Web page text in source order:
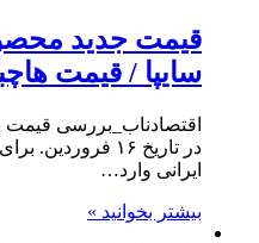
قیمت جدید
سایپا / قیمت‌
اقتصادناب_بررسی قیمت
در تاریخ ۱۶
ایرانی وارد…
بیشتر بخوانید »